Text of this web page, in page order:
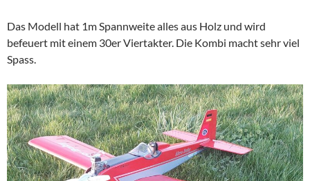
Das Modell hat 1m Spannweite alles aus Holz und wird
befeuert mit einem 30er Viertakter. Die Kombi macht sehr viel
Spass.